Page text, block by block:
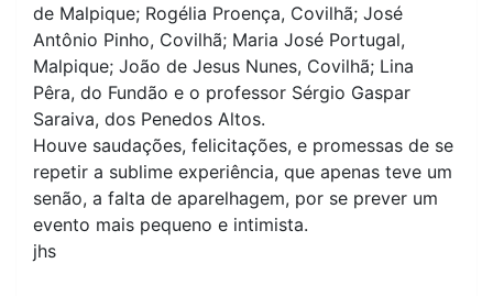
de Malpique; Rogélia Proença, Covilhã; José
Antônio Pinho, Covilhã; Maria José Portugal,
Malpique; João de Jesus Nunes, Covilhã; Lina
Pêra, do Fundão e o professor Sérgio Gaspar
Saraiva, dos Penedos Altos.
Houve saudações, felicitações, e promessas de se
repetir a sublime experiência, que apenas teve um
senão, a falta de aparelhagem, por se prever um
evento mais pequeno e intimista.
jhs